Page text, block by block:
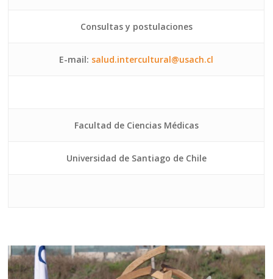
Consultas y postulaciones
E-mail: salud.intercultural@usach.cl
Facultad de Ciencias Médicas
Universidad de Santiago de Chile